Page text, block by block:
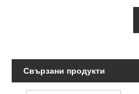
Свързани продукти